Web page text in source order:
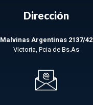
Dirección
Malvinas Argentinas 2137/42
Victoria, Pcia de Bs.As